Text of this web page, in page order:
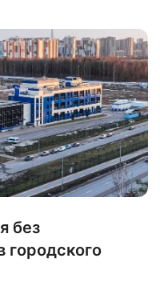
центр,
экономической
Петербурге,
без
городского